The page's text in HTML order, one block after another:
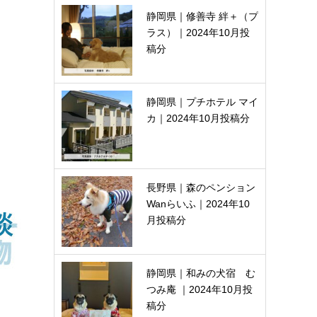
静岡県｜修善寺 絆＋（プ
ラス）｜2024年10月投
稿分
静岡県｜プチホテル マイ
カ｜2024年10月投稿分
長野県｜森のペンション
Wanらいふ｜2024年10
月投稿分
静岡県｜和みの犬宿 む
つみ庵 ｜2024年10月投
稿分